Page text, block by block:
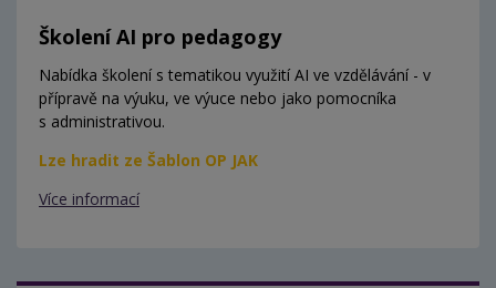
Školení AI pro pedagogy
Nabídka školení s tematikou využití AI ve vzdělávání - v
přípravě na výuku, ve výuce nebo jako pomocníka
s administrativou.
Lze hradit ze Šablon OP JAK
Více informací